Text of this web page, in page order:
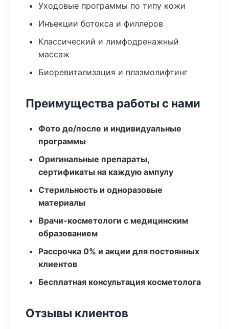
Уходовые программы по типу кожи
Инъекции ботокса и филлеров
Классический и лимфодренажный
массаж
Биоревитализация и плазмолифтинг
Преимущества работы с нами
Фото до/после и индивидуальные
программы
Оригинальные препараты,
сертификаты на каждую ампулу
Стерильность и одноразовые
материалы
Врачи-косметологи с медицинским
образованием
Рассрочка 0% и акции для постоянных
клиентов
Бесплатная консультация косметолога
Отзывы клиентов